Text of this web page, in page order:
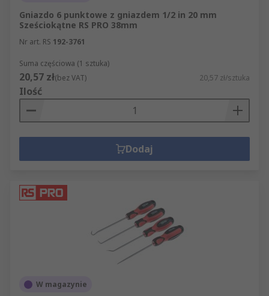
Gniazdo 6 punktowe z gniazdem 1/2 in 20 mm
Sześciokątne RS PRO 38mm
Nr art. RS 192-3761
Suma częściowa (1 sztuka)
20,57 zł(bez VAT) 20,57 zł/sztuka
Ilość
Dodaj
W magazynie